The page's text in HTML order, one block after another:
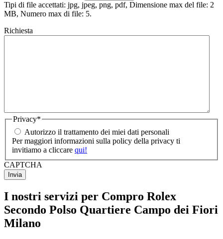
Tipi di file accettati: jpg, jpeg, png, pdf, Dimensione max del file: 2
MB, Numero max di file: 5.
Richiesta
Privacy*
Autorizzo il trattamento dei miei dati personali
Per maggiori informazioni sulla policy della privacy ti
invitiamo a cliccare qui!
CAPTCHA
I nostri servizi per Compro Rolex
Secondo Polso Quartiere Campo dei Fiori
Milano